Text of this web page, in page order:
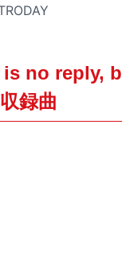
is no reply,
録曲